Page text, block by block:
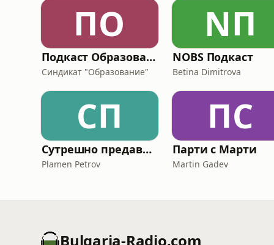
ПО
Подкаст Образование
Синдикат "Образование"
NП
NOBS Подкаст
Betina Dimitrova
СП
Сутрешно предаване за мениджъри с Пламен Петров
Plamen Petrov
ПС
Парти с Марти
Martin Gadev
Bulgaria-Radio.com